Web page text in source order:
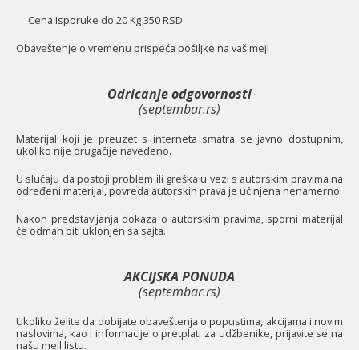
Cena Isporuke do 20 Kg 350 RSD
Obaveštenje o vremenu prispeća pošiljke na vaš mejl
Odricanje odgovornosti
(septembar.rs)
Materijal koji je preuzet s interneta smatra se javno dostupnim,
ukoliko nije drugačije navedeno.
U slučaju da postoji problem ili greška u vezi s autorskim pravima na
određeni materijal, povreda autorskih prava je učinjena nenamerno.
Nakon predstavljanja dokaza o autorskim pravima, sporni materijal
će odmah biti uklonjen sa sajta.
AKCIJSKA PONUDA
(septembar.rs)
Ukoliko želite da dobijate obaveštenja o popustima, akcijama i novim
naslovima, kao i informacije o pretplati za udžbenike, prijavite se na
našu mejl listu.